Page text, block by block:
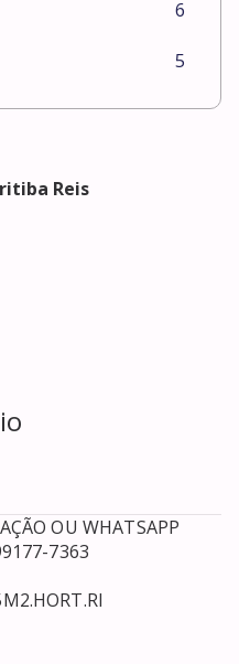
6
5
Reis
OU WHATSAPP
7363